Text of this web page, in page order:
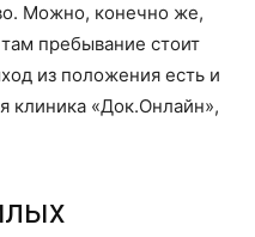
Можно, конечно же,
пребывание стоит
из положения есть и
клиника «Док.Онлайн»,